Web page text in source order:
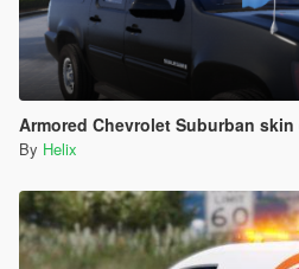
Armored Chevrolet Suburban skin (all blue
By Helix